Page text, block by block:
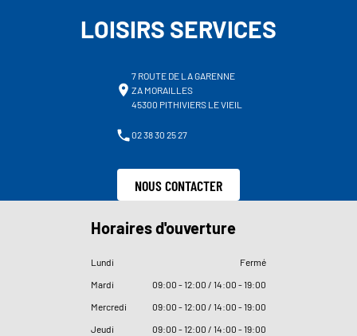
LOISIRS SERVICES
7 ROUTE DE LA GARENNE
ZA MORAILLES
45300 PITHIVIERS LE VIEIL
02 38 30 25 27
NOUS CONTACTER
Horaires d'ouverture
Lundi
Fermé
Mardi
09:00 - 12:00 / 14:00 - 19:00
Mercredi
09:00 - 12:00 / 14:00 - 19:00
Jeudi
09:00 - 12:00 / 14:00 - 19:00